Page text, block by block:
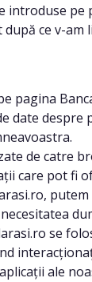
introduse pe
ce v-
pagina
de catre
care pot fi
se
ale